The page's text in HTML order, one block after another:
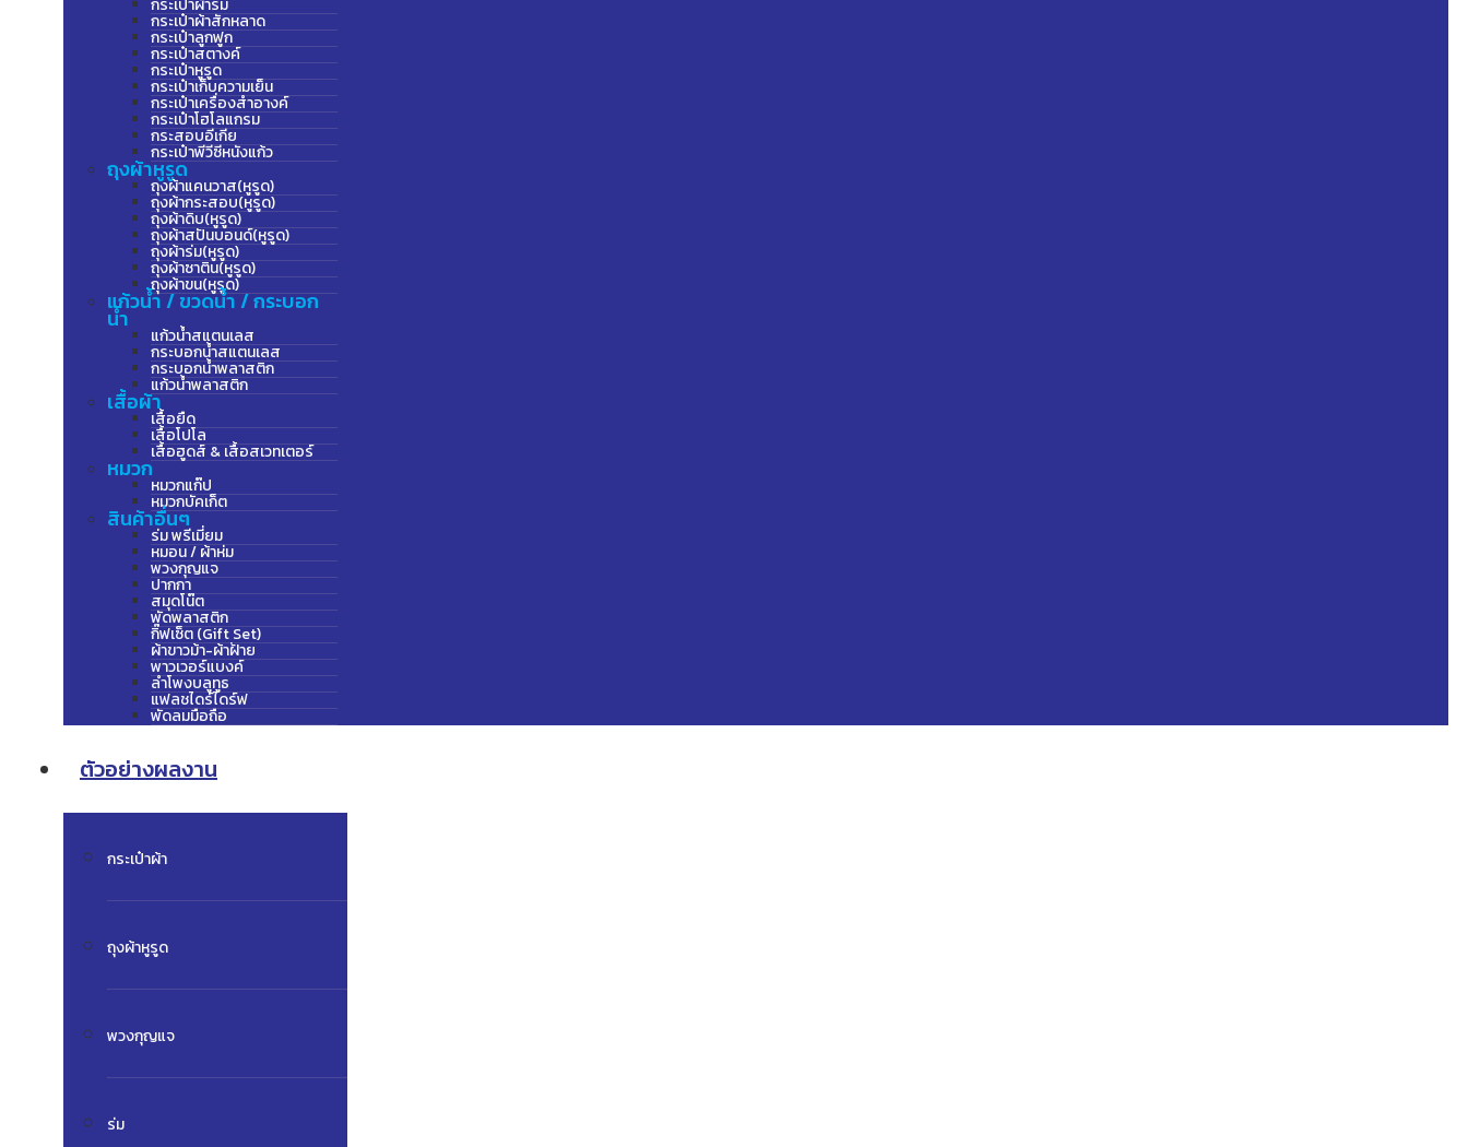
กระเป๋าผ้าร่ม
กระเป๋าผ้าสักหลาด
กระเป๋าลูกฟูก
กระเป๋าสตางค์
กระเป๋าหูรูด
กระเป๋าเก็บความเย็น
กระเป๋าเครื่องสำอางค์
กระเป๋าโฮโลแกรม
กระสอบอีเกีย
กระเป๋าพีวีซีหนังแก้ว
ถุงผ้าหูรูด
ถุงผ้าแคนวาส(หูรูด)
ถุงผ้ากระสอบ(หูรูด)
ถุงผ้าดิบ(หูรูด)
ถุงผ้าสปันบอนด์(หูรูด)
ถุงผ้าร่ม(หูรูด)
ถุงผ้าซาติน(หูรูด)
ถุงผ้าขน(หูรูด)
แก้วน้ำ / ขวดน้ำ / กระบอก
น้ำ
แก้วน้ำสแตนเลส
กระบอกน้ำสแตนเลส
กระบอกน้ำพลาสติก
แก้วน้ำพลาสติก
เสื้อผ้า
เสื้อยืด
เสื้อโปโล
เสื้อฮูดส์ & เสื้อสเวทเตอร์
หมวก
หมวกแก๊ป
หมวกบัคเก็ต
สินค้าอื่นๆ
ร่ม พรีเมี่ยม
หมอน / ผ้าห่ม
พวงกุญแจ
ปากกา
สมุดโน๊ต
พัดพลาสติก
กิ๊ฟเซ็ต (Gift Set)
ผ้าขาวม้า-ผ้าฝ้าย
พาวเวอร์แบงค์
ลำโพงบลูทูธ
แฟลชไดร์ไดร์ฟ
พัดลมมือถือ
ตัวอย่างผลงาน
กระเป๋าผ้า
ถุงผ้าหูรูด
พวงกุญแจ
ร่ม